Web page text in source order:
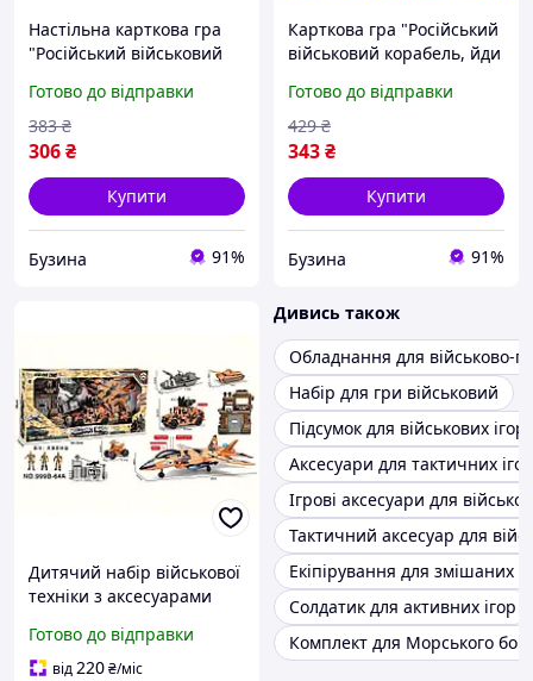
Настільна карткова гра
"Російський військовий
Strateg 96 карт з картону
українською мовою для 2-
4 гравців
Готово до відправки
306₴
383 ₴
Купити
Бузина 91%
Карткова гра "Російський
військовий корабель, йди
для 2-4 гравців, з картону,
українською мовою
Готово до відправки
343₴
429 ₴
Купити
Бузина 91%
Дитячий набір військової
техніки з аксесуарами
танк і солдатики для
сюжетних ігор
Готово до відправки
від220₴/міс
Дивись також
Обладнання для військово-
Набір для гри військовий
Підсумок для військових ігор
Аксесуари для тактичних
Ігрові аксесуари для
Тактичний аксесуар для
Екіпірування для змішаних
Солдатик для активних ігор
Комплект для Морського